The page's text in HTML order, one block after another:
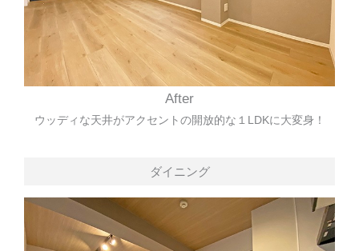
After
ウッディな天井がアクセントの開放的な１LDKに大変身！
ダイニング